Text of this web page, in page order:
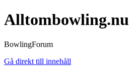
Alltombowling.nu
BowlingForum
Gå direkt till innehåll